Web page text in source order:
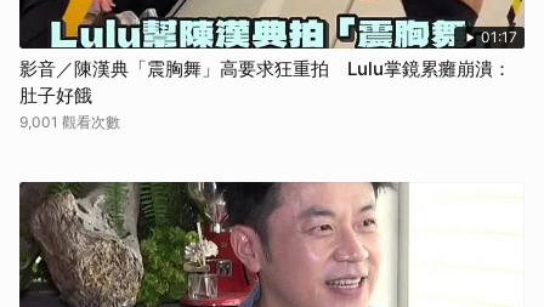
01:17
影音／陳漢典「震胸舞」高要求狂重拍 Lulu掌鏡累癱崩潰：
肚子好餓
9,001 觀看次數